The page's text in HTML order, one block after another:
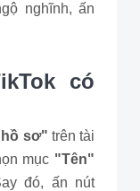
nghĩnh, ấn
có
sơ" trên tài
mục "Tên"
đó, ấn nút